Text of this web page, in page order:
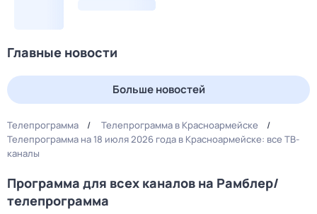
Главные новости
Больше новостей
Телепрограмма
Телепрограмма в Красноармейске
Телепрограмма на 18 июля 2026 года в Красноармейске: все ТВ-
каналы
Программа для всех каналов на Рамблер/
телепрограмма